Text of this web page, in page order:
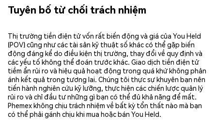
Tuyên bố từ chối trách nhiệm
Thị trường tiền điện tử vốn rất biến động và giá của You Held
(POV) cũng như các tài sản kỹ thuật số khác có thể gặp biến
động đáng kể do điều kiện thị trường, thay đổi về quy định và
các yếu tố không thể đoán trước khác. Giao dịch tiền điện tử
tiềm ẩn rủi ro và hiệu quả hoạt động trong quá khứ không phản
ánh kết quả trong tương lai. Chúng tôi thực sự khuyên bạn nên
tiến hành nghiên cứu kỹ lưỡng, thực hiện các chiến lược quản lý
rủi ro và chỉ đầu tư những gì bạn có thể đủ khả năng để mất.
Phemex không chịu trách nhiệm về bất kỳ tổn thất nào mà bạn
có thể phải gánh chịu khi mua hoặc bán You Held.